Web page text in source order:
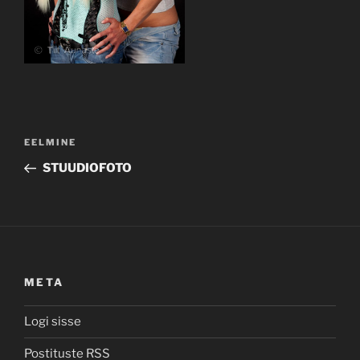
Previous
Post
EELMINE
STUUDIOFOTO
META
Logi sisse
Postituste RSS